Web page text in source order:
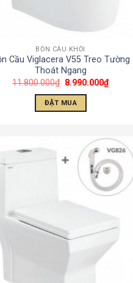
BỒN CẦU KHỐI
Cầu Viglacera V55 Treo Tường
Thoát Ngang
11.800.000₫ 8.990.000₫
ĐẶT MUA